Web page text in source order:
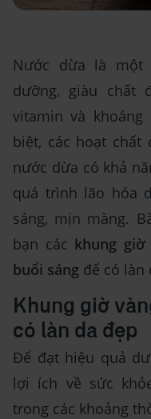
Nước dừa là một
dưỡng, giàu chất
vitamin và
biệt, các hoạt chất
nước dừa có khả
quá trình lão hóa
sáng, mịn màng.
bạn các khung giờ
buổi sáng để có làn
Khung giờ
có làn da đẹp
Để đạt hiệu quả
lợi ích về sức
trong các khoảng